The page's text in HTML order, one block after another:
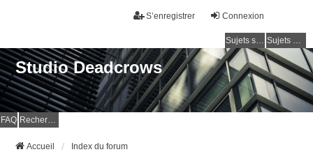
Connexion
S’enregistrer
Sujets sans réponse Sujets actifs
Studio Deadcrows
FAQ Rechercher
Accueil Index du forum